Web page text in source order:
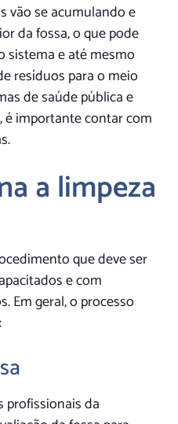
vão se acumulando e
da fossa, o que pode
e até mesmo
resíduos para o meio
de saúde pública e
é importante contar com
a limpeza
que deve ser
e com
Em geral, o processo
profissionais da